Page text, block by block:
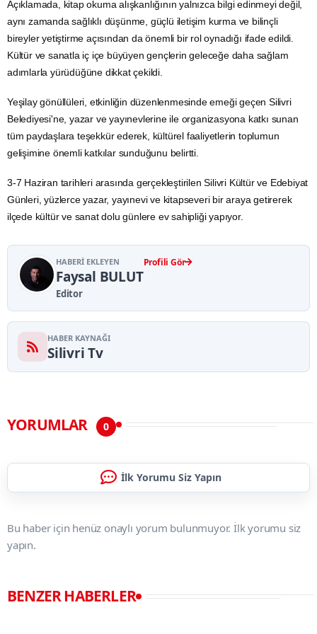
Açıklamada, kitap okuma alışkanlığının yalnızca bilgi edinmeyi değil,
aynı zamanda sağlıklı düşünme, güçlü iletişim kurma ve bilinçli
bireyler yetiştirme açısından da önemli bir rol oynadığı ifade edildi.
Kültür ve sanatla iç içe büyüyen gençlerin geleceğe daha sağlam
adımlarla yürüdüğüne dikkat çekildi.
Yeşilay gönüllüleri, etkinliğin düzenlenmesinde emeği geçen Silivri
Belediyesi'ne, yazar ve yayınevlerine ile organizasyona katkı sunan
tüm paydaşlara teşekkür ederek, kültürel faaliyetlerin toplumun
gelişimine önemli katkılar sunduğunu belirtti.
3-7 Haziran tarihleri arasında gerçekleştirilen Silivri Kültür ve Edebiyat
Günleri, yüzlerce yazar, yayınevi ve kitapseveri bir araya getirerek
ilçede kültür ve sanat dolu günlere ev sahipliği yapıyor.
HABERI EKLEYEN
Faysal BULUT
Editor
Profili Gör
HABER KAYNAĞI
Silivri Tv
YORUMLAR 0
İlk Yorumu Siz Yapın
Bu haber için henüz onaylı yorum bulunmuyor. İlk yorumu siz
yapın.
BENZER HABERLER